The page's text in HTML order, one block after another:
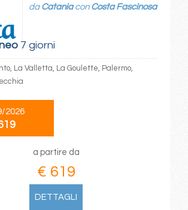
7 giorni
da Cataniacon Costa Fascinosa
La Valletta, La Goulette, Palermo,
2026
a partire da
€ 619
DETTAGLI